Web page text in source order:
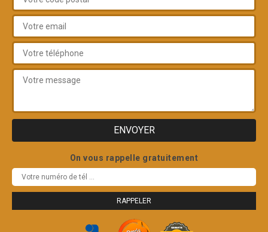
On vous rappelle gratuitement